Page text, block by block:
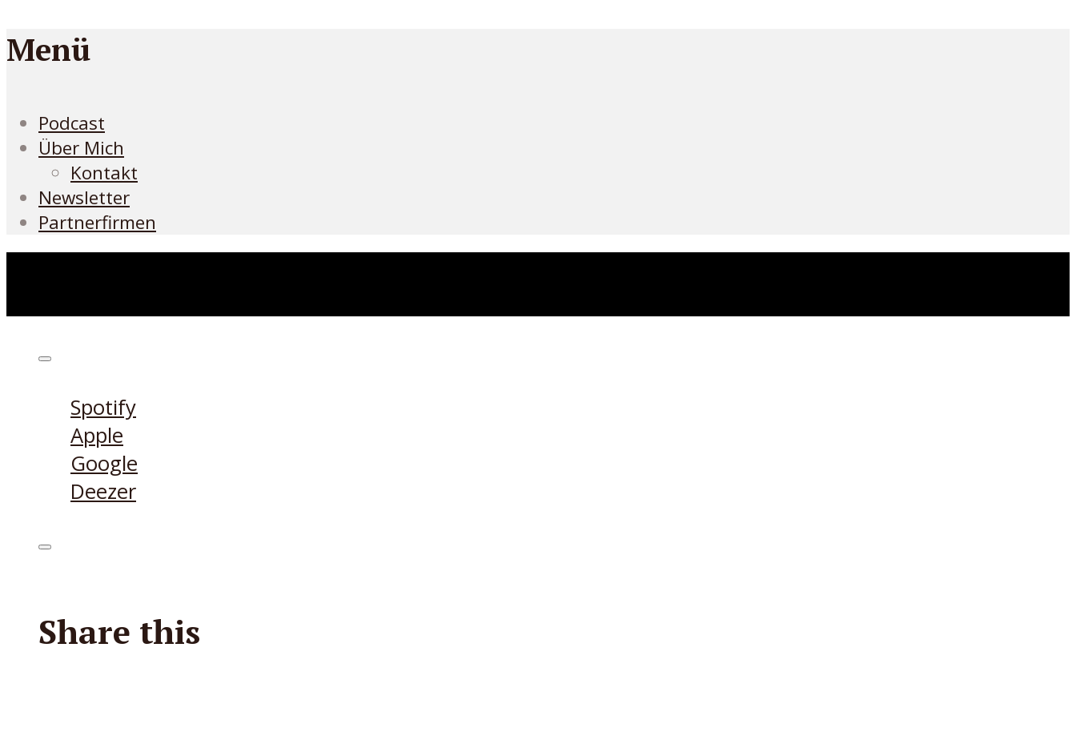
Menü
Podcast
Über Mich
Kontakt
Newsletter
Partnerfirmen
Spotify
Apple
Google
Deezer
Share this